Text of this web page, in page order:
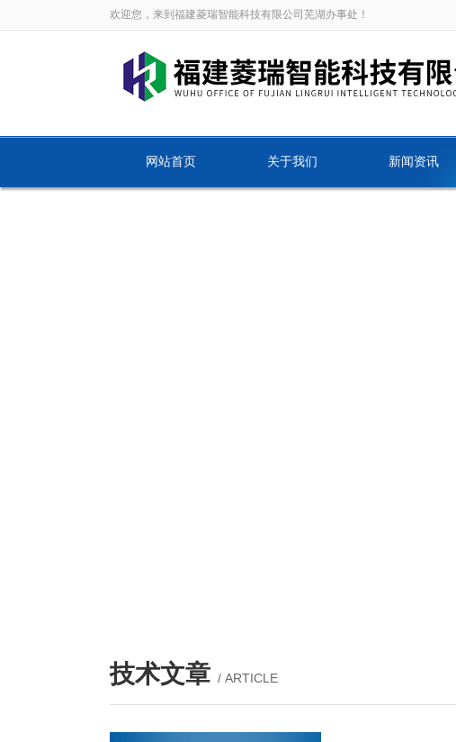
欢迎您，来到福建菱瑞智能科技有限公司芜湖办事处！
网站首页 关于我们 新闻资讯
技术文章 / ARTICLE